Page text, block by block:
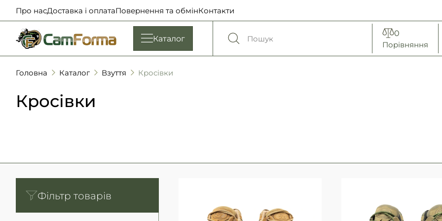
Про насДоставка і оплатаПовернення та обмінКонтакти
Каталог
0
Порівняння
Головна Каталог Взуття Кросівки
Кросівки
Фільтр товарів